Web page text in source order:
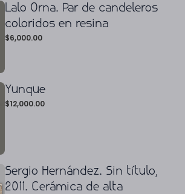
Lalo Orna. Par de candeleros
coloridos en resina
$6,000.00
Yunque
$12,000.00
Sergio Hernández. Sin título,
2011. Cerámica de alta